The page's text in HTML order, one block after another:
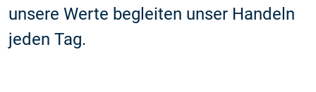
unsere Werte begleiten unser Handeln
jeden Tag.